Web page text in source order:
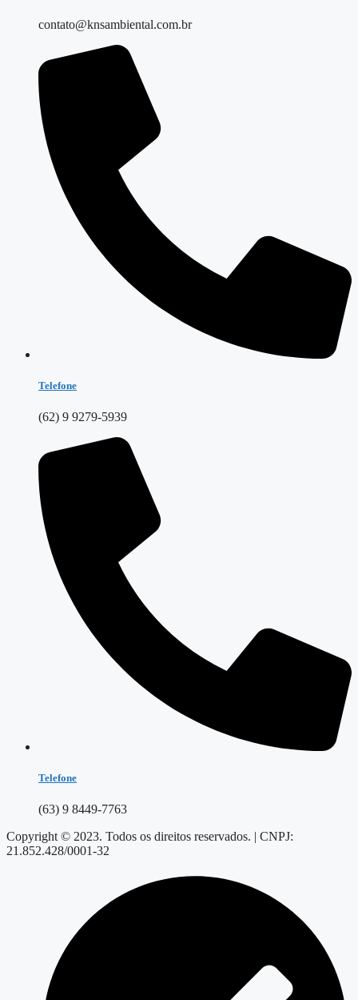
contato@knsambiental.com.br
Telefone
(62) 9 9279-5939
Telefone
(63) 9 8449-7763
Copyright © 2023. Todos os direitos reservados. | CNPJ:
21.852.428/0001-32